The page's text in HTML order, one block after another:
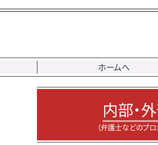
ホームへ
内部・
（弁護士などのプ